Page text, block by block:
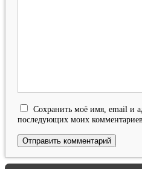
Сохранить моё имя, email и
последующих моих комментариев.